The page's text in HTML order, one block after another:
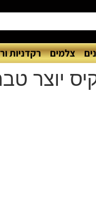
צלמים רקדניות
יוצר